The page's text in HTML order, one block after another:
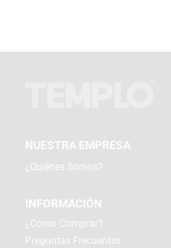
NUESTRA EMPRESA
¿Quiénes Somos?
INFORMACIÓN
¿Cómo Comprar?
Preguntas Frecuentes